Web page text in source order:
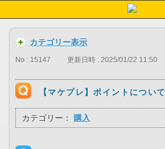
カテゴリー表示
No : 15147 更新日時 : 2025/01/22 11:50
【マケプレ】ポイントについて
カテゴリー： 購入